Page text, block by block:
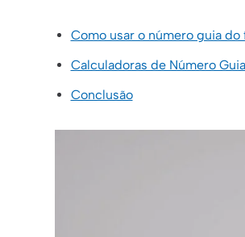
Como usar o número guia do
Calculadoras de Número
Conclusão